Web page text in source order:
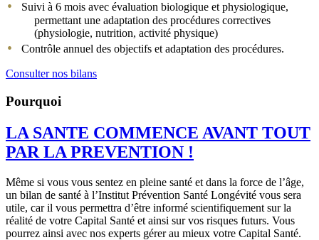
Suivi à 6 mois avec évaluation biologique et physiologique,
permettant une adaptation des procédures correctives
(physiologie, nutrition, activité physique)
Contrôle annuel des objectifs et adaptation des procédures.
Consulter nos bilans
Pourquoi
LA SANTE COMMENCE AVANT TOUT
PAR LA PREVENTION !
Même si vous vous sentez en pleine santé et dans la force de l’âge,
un bilan de santé à l’Institut Prévention Santé Longévité vous sera
utile, car il vous permettra d’être informé scientifiquement sur la
réalité de votre Capital Santé et ainsi sur vos risques futurs. Vous
pourrez ainsi avec nos experts gérer au mieux votre Capital Santé.